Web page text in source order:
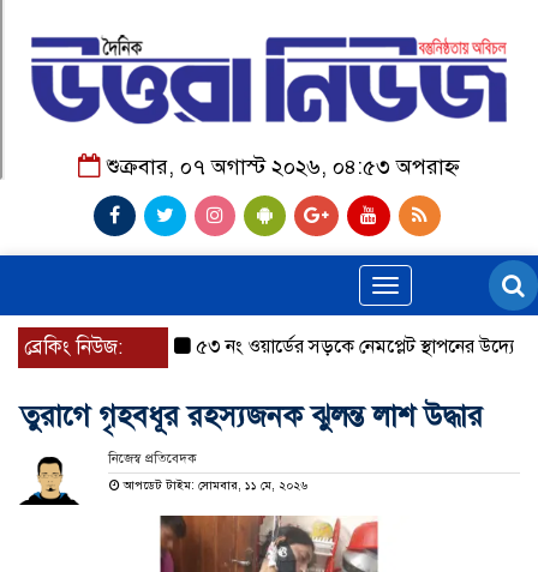
শুক্রবার, ০৭ অগাস্ট ২০২৬, ০৪:৫৩ অপরাহ্ন
Toggle
navigation
ব্রেকিং নিউজ: ৫৩ নং ওয়ার্ডের সড়কে নেমপ্লেট স্থাপনের উদ্যোগ চান
তুরাগে গৃহবধূর রহস্যজনক ঝুলন্ত লাশ উদ্ধার
নিজেস্ব প্রতিবেদক
আপডেট টাইম: সোমবার, ১১ মে, ২০২৬